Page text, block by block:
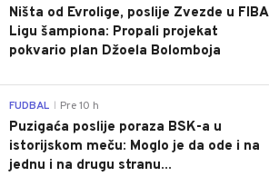
Ništa od Evrolige, poslije Zvezde u FIBA
Ligu šampiona: Propali projekat
pokvario plan Džoela Bolomboja
FUDBAL Pre 10 h
Puzigaća poslije poraza BSK-a u
istorijskom meču: Moglo je da ode i na
jednu i na drugu stranu...